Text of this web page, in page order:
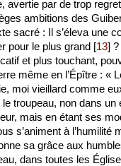
avertie par de trop
ambitions des
sacré : Il s’éleva une
pour le plus grand [13] ?
et plus touchant,
même en l’Épître : «
moi vieillard comme
le troupeau, non dans un
mais en étant ses
s’animent à
sa grâce aux
dans toutes les